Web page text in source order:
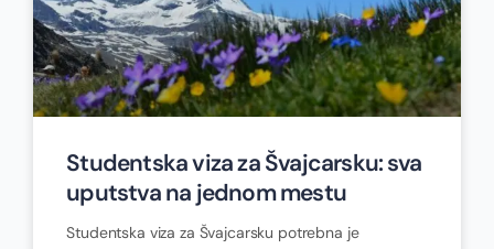
Studentska viza za Švajcarsku: sva
uputstva na jednom mestu
Studentska viza za Švajcarsku potrebna je